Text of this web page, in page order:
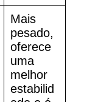
Mais
pesado,
oferece
uma
melhor
estabilid